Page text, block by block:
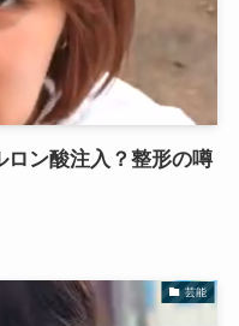
ロン酸注入？整形の噂
芸能